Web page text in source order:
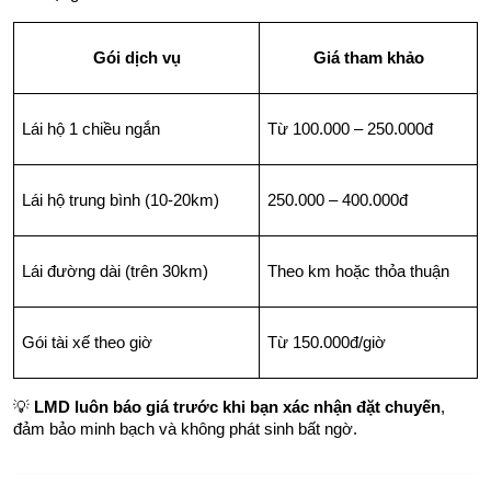
Gói dịch vụ Giá tham khảo
Lái hộ 1 chiều ngắn Từ 100.000 – 250.000đ
Lái hộ trung bình (10-20km) 250.000 – 400.000đ
Lái đường dài (trên 30km) Theo km hoặc thỏa thuận
Gói tài xế theo giờ Từ 150.000đ/giờ
💡 LMD luôn báo giá trước khi bạn xác nhận đặt chuyến,
đảm bảo minh bạch và không phát sinh bất ngờ.